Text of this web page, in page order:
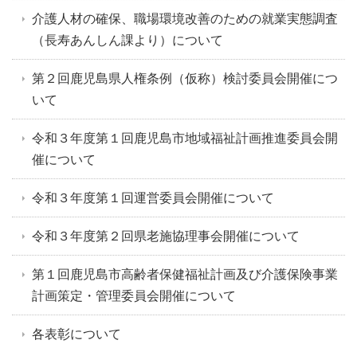
介護人材の確保、職場環境改善のための就業実態調査
（長寿あんしん課より）について
第２回鹿児島県人権条例（仮称）検討委員会開催につ
いて
令和３年度第１回鹿児島市地域福祉計画推進委員会開
催について
令和３年度第１回運営委員会開催について
令和３年度第２回県老施協理事会開催について
第１回鹿児島市高齢者保健福祉計画及び介護保険事業
計画策定・管理委員会開催について
各表彰について